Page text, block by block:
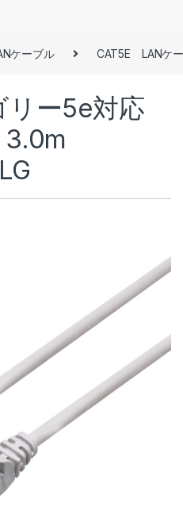
ケーブル CAT5E LANケ
リー5e対応